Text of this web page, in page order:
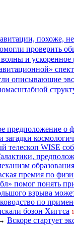
похоже,
проверить
и ускоренное
описывающие
предположение о
телескоп WISE
премия по
помог понять
взрыва
по
бозон Хиггса 1
Вскоре стартует